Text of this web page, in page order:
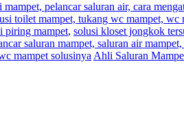
pelancar saluran air, cara
toilet mampet, tukang wc mampet, wc
piring mampet, solusi kloset jongkok
saluran mampet, saluran air
mampet solusinya Ahli Saluran